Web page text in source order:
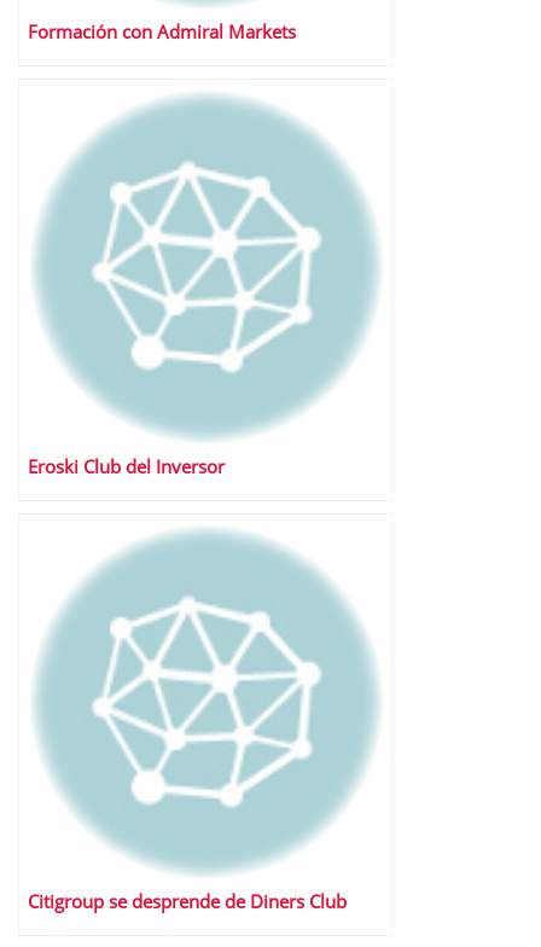
Formación con Admiral Markets
Eroski Club del Inversor
Citigroup se desprende de Diners Club